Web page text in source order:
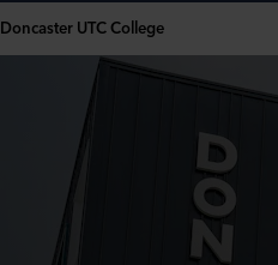
Doncaster UTC College